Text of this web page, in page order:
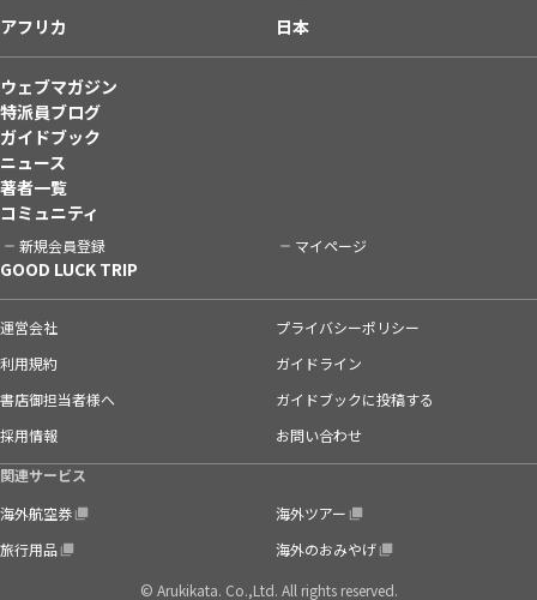
アフリカ
日本
ウェブマガジン
特派員ブログ
ガイドブック
ニュース
著者一覧
コミュニティ
新規会員登録 マイページ
GOOD LUCK TRIP
運営会社
プライバシーポリシー
利用規約
ガイドライン
書店御担当者様へ
ガイドブックに投稿する
採用情報
お問い合わせ
関連サービス
海外航空券
海外ツアー
旅行用品
海外のおみやげ
© Arukikata. Co.,Ltd. All rights reserved.